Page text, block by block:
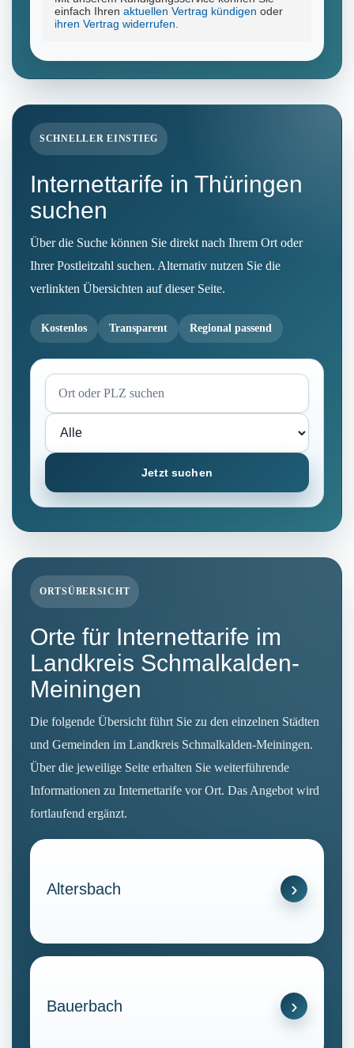
SCHNELLER EINSTIEG
Internettarife in Thüringen
suchen
Über die Suche können Sie direkt nach Ihrem Ort oder
Ihrer Postleitzahl suchen. Alternativ nutzen Sie die
verlinkten Übersichten auf dieser Seite.
Kostenlos Transparent Regional passend
Jetzt suchen
ORTSÜBERSICHT
Orte für Internettarife im
Landkreis Schmalkalden-
Meiningen
Die folgende Übersicht führt Sie zu den einzelnen Städten
und Gemeinden im Landkreis Schmalkalden-Meiningen.
Über die jeweilige Seite erhalten Sie weiterführende
Informationen zu Internettarife vor Ort. Das Angebot wird
fortlaufend ergänzt.
Altersbach
Bauerbach